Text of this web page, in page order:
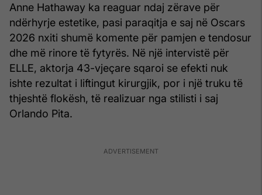
Anne Hathaway ka reaguar ndaj zërave për
ndërhyrje estetike, pasi paraqitja e saj në Oscars
2026 nxiti shumë komente për pamjen e tendosur
dhe më rinore të fytyrës. Në një intervistë për
ELLE, aktorja 43-vjeçare sqaroi se efekti nuk
ishte rezultat i liftingut kirurgjik, por i një truku të
thjeshtë flokësh, të realizuar nga stilisti i saj
Orlando Pita.